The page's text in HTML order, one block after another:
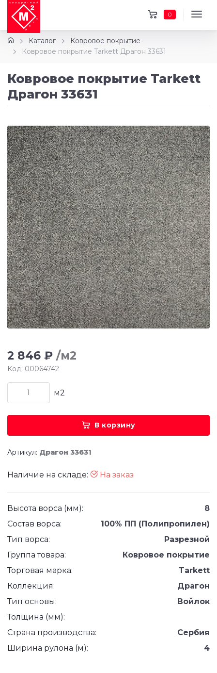
0
Каталог
Ковровое покрытие
Ковровое покрытие Tarkett Драгон 33631
Ковровое покрытие Tarkett
Драгон 33631
2 846 ₽ /м2
Код: 00064742
м2
В корзину
Артикул: Драгон 33631
Наличие на складе: На заказ
Высота ворса (мм):
8
Состав ворса:
100% ПП (Полипропилен)
Тип ворса:
Разрезной
Группа товара:
Ковровое покрытие
Торговая марка:
Tarkett
Коллекция:
Драгон
Тип основы:
Войлок
Толщина (мм):
Страна производства:
Сербия
Ширина рулона (м):
4